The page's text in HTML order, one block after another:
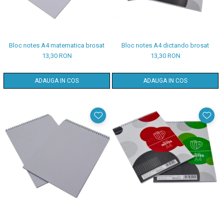
Bloc notes A4 matematica brosat
13,30 RON
ADAUGA IN COS
Bloc notes A4 dictando brosat
13,30 RON
ADAUGA IN COS